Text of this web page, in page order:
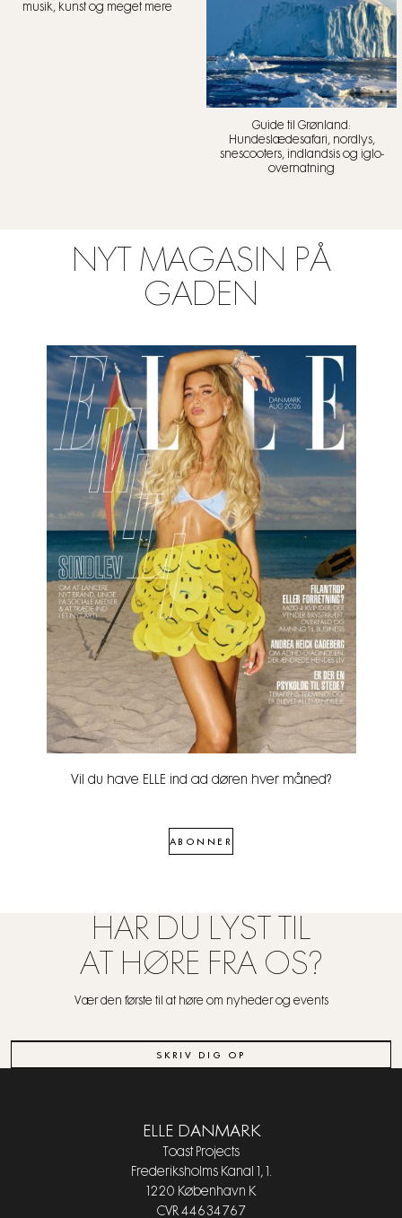
musik, kunst og meget mere
Guide til Grønland:
Hundeslædesafari, nordlys,
snescooters, indlandsis og iglo-
overnatning
NYT MAGASIN PÅ
GADEN
Vil du have ELLE ind ad døren hver måned?
ABONNER
HAR DU LYST TIL
AT HØRE FRA OS?
Vær den første til at høre om nyheder og events
SKRIV DIG OP
ELLE DANMARK
Toast Projects
Frederiksholms Kanal 1, 1.
1220 København K
CVR 44634767